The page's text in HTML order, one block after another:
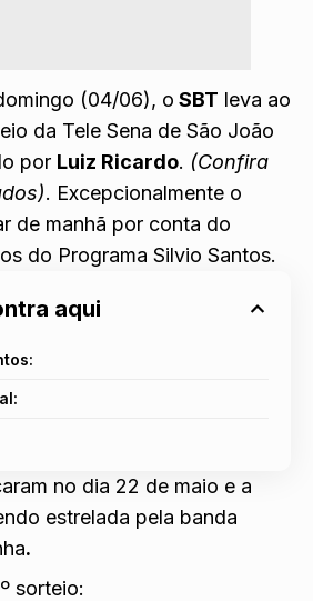
(04/06), o SBT leva ao
da Tele Sena de São João
por Luiz Ricardo. (Confira
. Excepcionalmente o
de manhã por conta do
do Programa Silvio Santos.
aqui
no dia 22 de maio e a
estrelada pela banda
.
sorteio: